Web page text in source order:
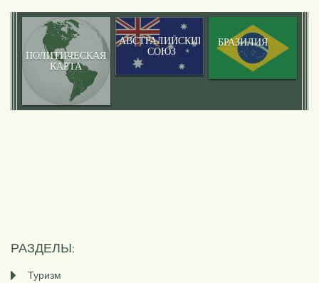
ПОЛИТИЧЕСКАЯ
КАРТА
АМЕРИКИ
АВСТРАЛИЙСКИЙ
СОЮЗ
БРАЗИЛИЯ
РАЗДЕЛЫ:
Туризм